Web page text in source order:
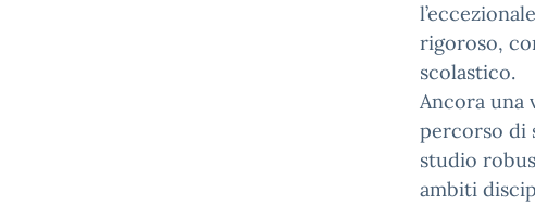
rigoroso,
scolastico.
Ancora una
percorso di
studio
ambiti